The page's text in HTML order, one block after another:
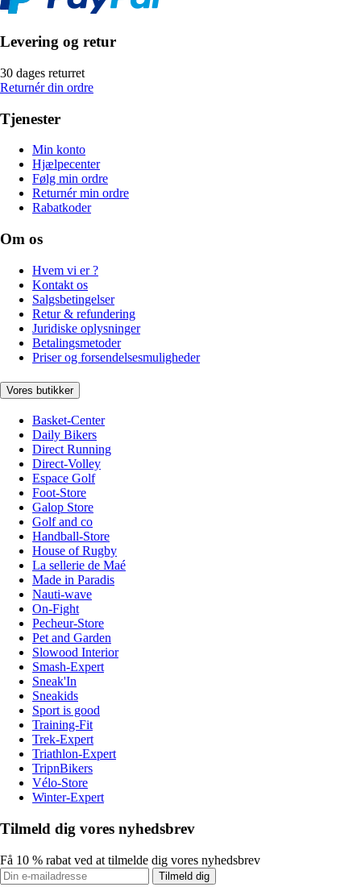
Levering og retur
30 dages returret
Returnér din ordre
Tjenester
Min konto
Hjælpecenter
Følg min ordre
Returnér min ordre
Rabatkoder
Om os
Hvem vi er ?
Kontakt os
Salgsbetingelser
Retur & refundering
Juridiske oplysninger
Betalingsmetoder
Priser og forsendelsesmuligheder
Vores butikker
Basket-Center
Daily Bikers
Direct Running
Direct-Volley
Espace Golf
Foot-Store
Galop Store
Golf and co
Handball-Store
House of Rugby
La sellerie de Maé
Made in Paradis
Nauti-wave
On-Fight
Pecheur-Store
Pet and Garden
Slowood Interior
Smash-Expert
Sneak'In
Sneakids
Sport is good
Training-Fit
Trek-Expert
Triathlon-Expert
TripnBikers
Vélo-Store
Winter-Expert
Tilmeld dig vores nyhedsbrev
Få 10 % rabat ved at tilmelde dig vores nyhedsbrev
Tilmeld dig